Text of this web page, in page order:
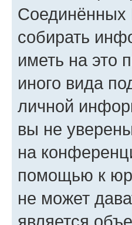
Соединённых
собирать
иметь на это
иного вида
личной
вы не
на
помощью к
не может
является